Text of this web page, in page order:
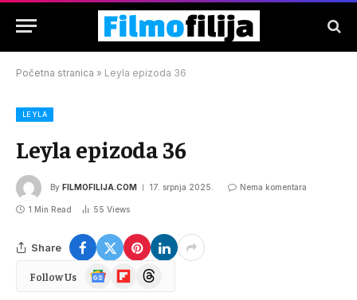
Početna stranica » Leyla epizoda 36
LEYLA
Leyla epizoda 36
By FILMOFILIJA.COM 17. srpnja 2025. Nema komentara
1 Min Read 55 Views
Share
Follow Us
Google
News
FlipboardThreads